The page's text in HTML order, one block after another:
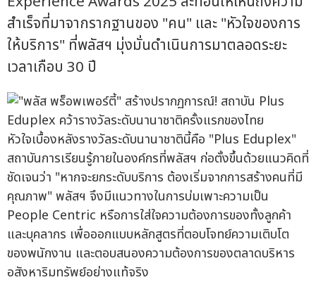
สำเร็จที่มาจากรากฐานของ "คน" และ "หัวใจของการ
ให้บริการ" ที่พลัสฯ มุ่งมั่นดำเนินการมาตลอดระยะ
เวลาเกือบ 30 ปี
หัวใจเบื้องหลังรางวัลระดับนานาชาตินี้คือ "Plus Eduplex"
สถาบันการเรียนรู้ภายในองค์กรที่พลัสฯ ก่อตั้งขึ้นด้วยแนวคิดที่
ชัดเจนว่า "หากจะยกระดับบริการ ต้องเริ่มจากการสร้างคนที่มี
คุณภาพ" พลัสฯ จึงมีแนวทางในการบ่มเพาะความเป็น
People Centric หรือการใส่ใจความต้องการของทั้งลูกค้า
และบุคลากร เพื่อออกแบบหลักสูตรที่ตอบโจทย์ความเติบโต
ของพนักงาน และตอบสนองความต้องการของตลาดบริหาร
อสังหาริมทรัพย์อย่างแท้จริง